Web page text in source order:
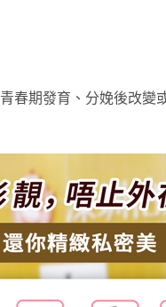
春期發育、分娩後改變